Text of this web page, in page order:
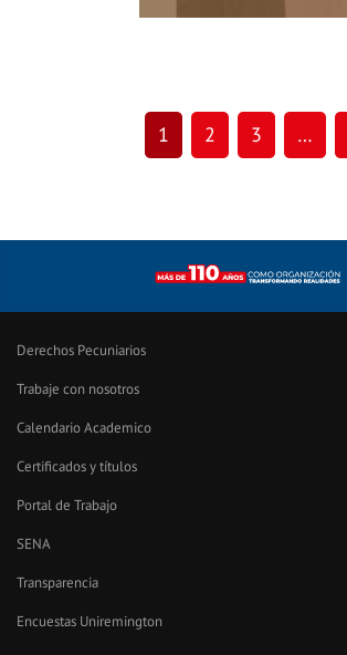
1 2 3 …
Derechos Pecuniarios
Trabaje con nosotros
Calendario Academico
Certificados y títulos
Portal de Trabajo
SENA
Transparencia
Encuestas Uniremington